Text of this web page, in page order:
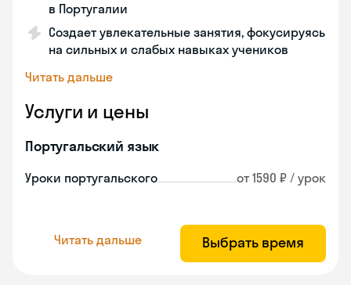
в Португалии
Создает увлекательные занятия, фокусируясь
на сильных и слабых навыках учеников
Читать дальше
Услуги и цены
Португальский язык
Уроки португальского от 1590 ₽ / урок
Читать дальше Выбрать время